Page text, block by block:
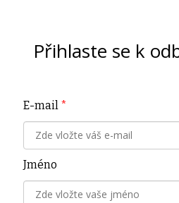
Přihlaste se k
E-mail *
Jméno